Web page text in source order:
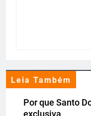
Leia Também
Por que Santo